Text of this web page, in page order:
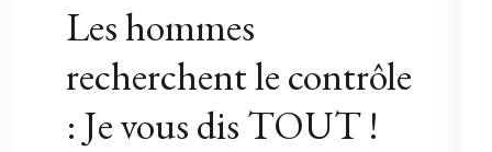
Les hommes
recherchent le contrôle
: Je vous dis TOUT !